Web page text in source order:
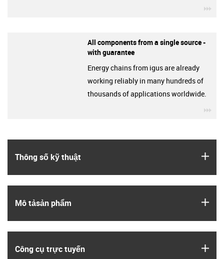
Thông số kỹ thuật
Mô tả­sản phẩm
Công cụ trực tuyến
All components from a single source -
with guarantee
Energy chains from igus are already
working reliably in many hundreds of
thousands of applications worldwide.